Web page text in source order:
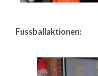
Fussballaktionen: